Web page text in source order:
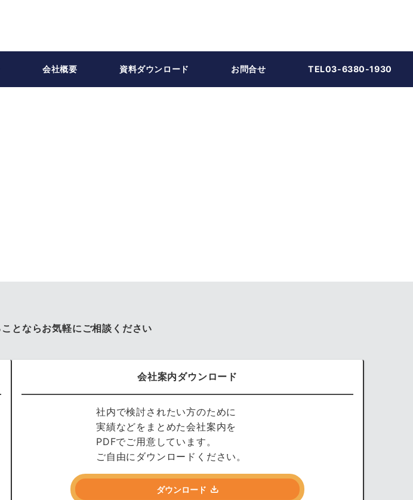
会社概要 資料ダウンロード お問合せ TEL03-6380-1930
とならお気軽にご相談ください
会社案内ダウンロード
社内で検討されたい方のために
実績などをまとめた会社案内を
PDFでご用意しています。
ご自由にダウンロードください。
ダウンロード